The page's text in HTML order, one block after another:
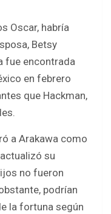
Oscar, habría
Betsy
fue encontrada
en febrero
que Hackman,
a Arakawa como
su
no fueron
podrían
la fortuna según